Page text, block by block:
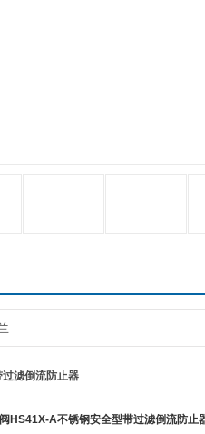
滤倒流防止器
HS41X-A不锈钢安全型带过滤倒流防止